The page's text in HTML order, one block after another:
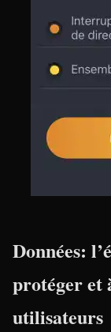
Données:
protéger et
utilisateurs